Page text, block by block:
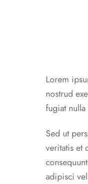
Lorem
nostrud
fugiat
Sed ut
veritatis et
adipisci